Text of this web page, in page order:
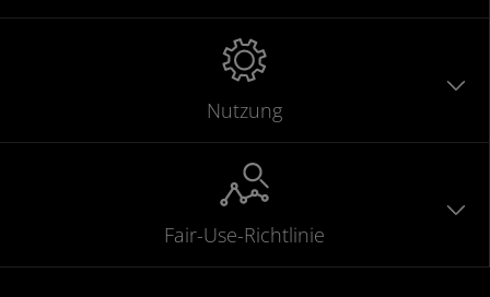
Nutzung
Fair-Use-Richtlinie